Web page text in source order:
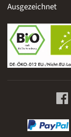
Ausgezeichnet